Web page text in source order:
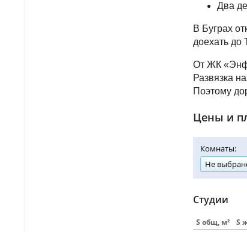
Два
В Буграх
доехать
От ЖК
Развязка
Поэтому
Цены и
Комнаты:
Не
Студии
S общ, м² S